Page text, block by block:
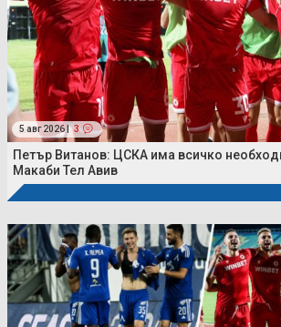
5 авг 2026 | 3
Петър Витанов: ЦСКА има всичко
Макаби Тел Авив